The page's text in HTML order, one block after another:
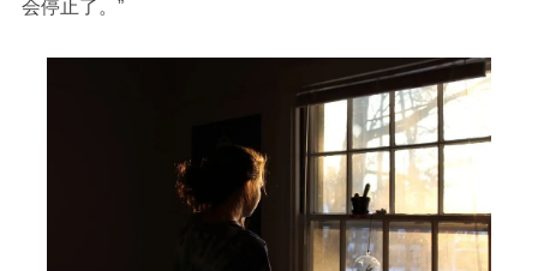
会停止了。”